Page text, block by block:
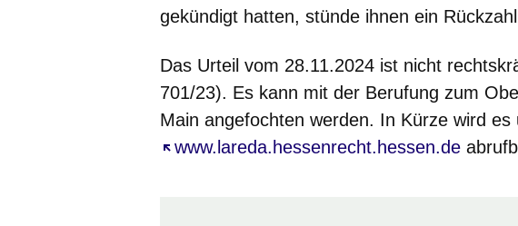
gekündigt hatten, stünde ihnen ein
Das Urteil vom 28.11.2024 ist nicht
701/23). Es kann mit der Berufung zum
Main angefochten werden. In Kürze wird es
www.lareda.hessenrecht.hessen.de
Öffnet sich in einem neuen Fenster